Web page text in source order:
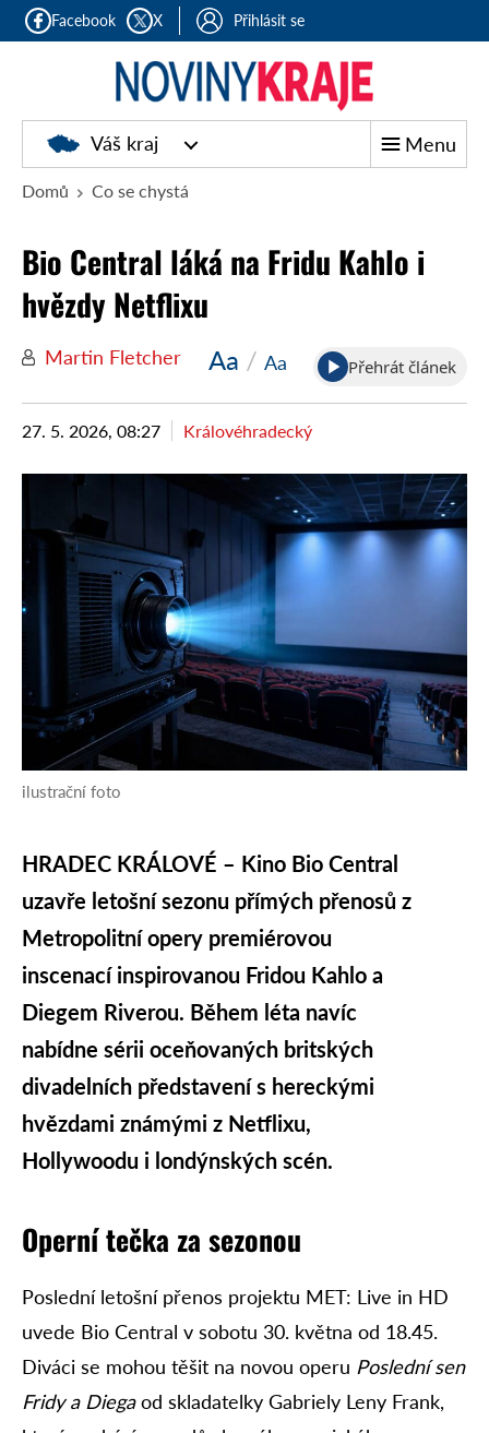
Facebook X Přihlásit se
Noviny
kraje
Váš kraj Menu
Domů Co se chystá
Bio Central láká na Fridu Kahlo i
hvězdy Netflixu
Martin Fletcher Aa / Aa Přehrát článek
27. 5. 2026, 08:27 Královéhradecký
ilustrační foto
HRADEC KRÁLOVÉ – Kino Bio Central
uzavře letošní sezonu přímých přenosů z
Metropolitní opery premiérovou
inscenací inspirovanou Fridou Kahlo a
Diegem Riverou. Během léta navíc
nabídne sérii oceňovaných britských
divadelních představení s hereckými
hvězdami známými z Netflixu,
Hollywoodu i londýnských scén.
Operní tečka za sezonou
Poslední letošní přenos projektu MET: Live in HD
uvede Bio Central v sobotu 30. května od 18.45.
Diváci se mohou těšit na novou operu Poslední sen
Fridy a Diegaod skladatelky Gabriely Leny Frank,